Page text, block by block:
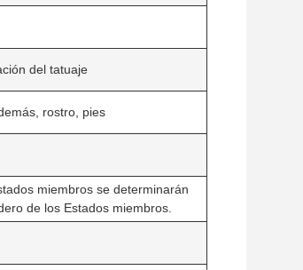
del tatuaje
rostro, pies
miembros se determinarán
de los Estados miembros.